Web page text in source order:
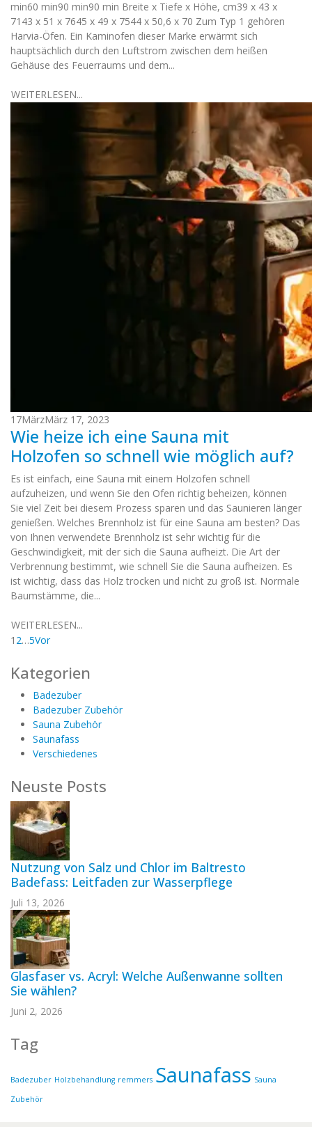
min60 min90 min90 min Breite x Tiefe x Höhe, cm39 x 43 x
7143 x 51 x 7645 x 49 x 7544 x 50,6 x 70 Zum Typ 1 gehören
Harvia-Öfen. Ein Kaminofen dieser Marke erwärmt sich
hauptsächlich durch den Luftstrom zwischen dem heißen
Gehäuse des Feuerraums und dem...
WEITERLESEN...
17MärzMärz 17, 2023
Wie heize ich eine Sauna mit
Holzofen so schnell wie möglich auf?
Es ist einfach, eine Sauna mit einem Holzofen schnell
aufzuheizen, und wenn Sie den Ofen richtig beheizen, können
Sie viel Zeit bei diesem Prozess sparen und das Saunieren länger
genießen. Welches Brennholz ist für eine Sauna am besten? Das
von Ihnen verwendete Brennholz ist sehr wichtig für die
Geschwindigkeit, mit der sich die Sauna aufheizt. Die Art der
Verbrennung bestimmt, wie schnell Sie die Sauna aufheizen. Es
ist wichtig, dass das Holz trocken und nicht zu groß ist. Normale
Baumstämme, die...
WEITERLESEN...
1 2…5Vor
Kategorien
Badezuber
Badezuber Zubehör
Sauna Zubehör
Saunafass
Verschiedenes
Neuste Posts
Nutzung von Salz und Chlor im Baltresto
Badefass: Leitfaden zur Wasserpflege
Juli 13, 2026
Glasfaser vs. Acryl: Welche Außenwanne sollten
Sie wählen?
Juni 2, 2026
Tag
Badezuber Holzbehandlung remmers Saunafass Sauna
Zubehör